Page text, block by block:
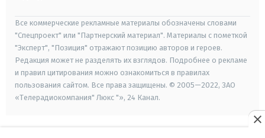
Все коммерческие рекламные материалы обозначены словами
"Спецпроект" или "Партнерский материал". Материалы с пометкой
"Эксперт", "Позиция" отражают позицию авторов и героев.
Редакция может не разделять их взглядов. Подробнее о рекламе
и правил цитирования можно ознакомиться в правилах
пользования сайтом. Все права защищены. © 2005—2022, ЗАО
«Телерадиокомпания" Люкс "», 24 Канал.